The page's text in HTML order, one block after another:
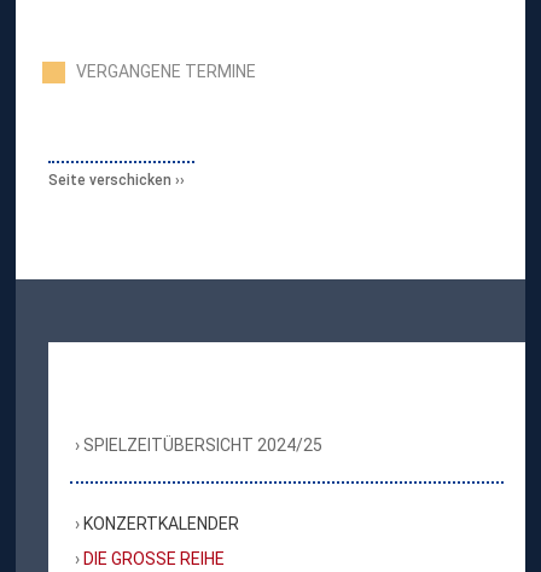
VERGANGENE TERMINE
Seite verschicken
SPIELZEITÜBERSICHT 2024/25
KONZERTKALENDER
DIE GROSSE REIHE